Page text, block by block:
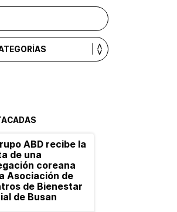
ABD recibe la
de una
coreana
Asociación de
de Bienestar
de Busan